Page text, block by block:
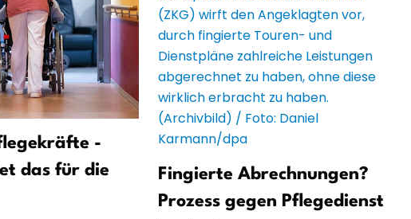
-
das für die
Fingierte Abrechnungen?
Prozess gegen Pflegedienst